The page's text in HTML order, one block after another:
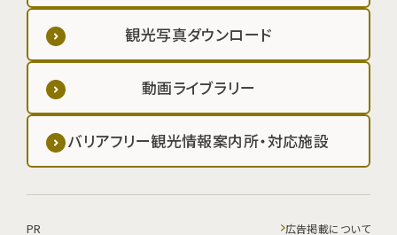
観光写真ダウンロード
動画ライブラリー
バリアフリー観光情報案内所・対応施設
PR 広告掲載について